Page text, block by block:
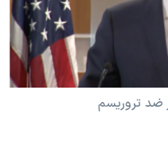
ضد تروریسم